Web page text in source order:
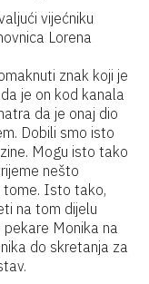
vijećniku
Lorena
znak koji je
je on kod kanala
da je onaj dio
Dobili smo isto
Mogu isto tako
nešto
tome. Isto tako,
na tom dijelu
Monika na
do skretanja za